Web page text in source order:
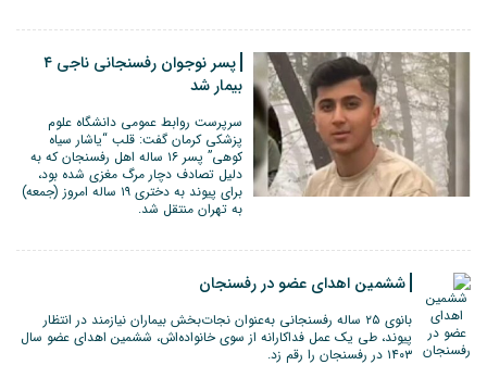
پسر نوجوان رفسنجانی ناجی ۴
بیمار شد
سرپرست روابط عمومی دانشگاه علوم
پزشکی کرمان گفت: قلب “یاشار سیاه
کوهی” پسر ۱۶ ساله اهل رفسنجان که به
دلیل تصادف دچار مرگ مغزی شده بود،
برای پیوند به دختری ۱۹ ساله امروز (جمعه)
به تهران منتقل شد.
ششمین اهدای عضو در رفسنجان
بانوی ۲۵ ساله رفسنجانی به‌عنوان نجات‌بخش بیماران نیازمند در انتظار
پیوند، طی یک عمل فداکارانه از سوی خانواده‌اش، ششمین اهدای عضو سال
۱۴۰۳ در رفسنجان را رقم زد.